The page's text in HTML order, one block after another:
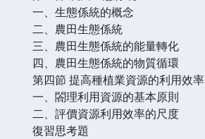
一、生態係統的概念
二、農田生態係統
三、農田生態係統的能量轉化
四、農田生態係統的物質循環
第四節 提高種植業資源的利用效率
一、閤理利用資源的基本原則
二、評價資源利用效率的尺度
復習思考題